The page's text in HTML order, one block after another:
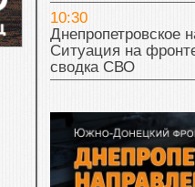
10:30
Днепропетровское
Ситуация на
сводка СВО